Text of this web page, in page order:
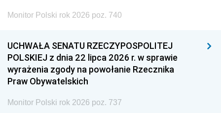
Monitor Polski rok 2026 poz. 740
UCHWAŁA SENATU RZECZYPOSPOLITEJ
POLSKIEJ z dnia 22 lipca 2026 r. w sprawie
wyrażenia zgody na powołanie Rzecznika
Praw Obywatelskich
Monitor Polski rok 2026 poz. 737